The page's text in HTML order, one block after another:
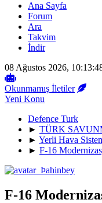
Ana Sayfa
Forum
Ara
Takvim
İndir
08 Ağustos 2026,
Okunmamış İletiler
Yeni Konu
Defence Turk
► TÜRK
► Yerli Hava
► F-16
F-16